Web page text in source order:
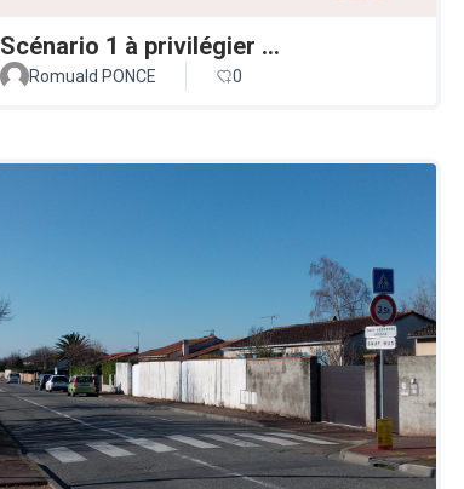
Scénario 1 à privilégier ...
Romuald PONCE 0